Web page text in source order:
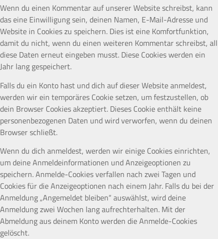
Wenn du einen Kommentar auf unserer Website schreibst, kann
das eine Einwilligung sein, deinen Namen, E-Mail-Adresse und
Website in Cookies zu speichern. Dies ist eine Komfortfunktion,
damit du nicht, wenn du einen weiteren Kommentar schreibst, all
diese Daten erneut eingeben musst. Diese Cookies werden ein
Jahr lang gespeichert.
Falls du ein Konto hast und dich auf dieser Website anmeldest,
werden wir ein temporäres Cookie setzen, um festzustellen, ob
dein Browser Cookies akzeptiert. Dieses Cookie enthält keine
personenbezogenen Daten und wird verworfen, wenn du deinen
Browser schließt.
Wenn du dich anmeldest, werden wir einige Cookies einrichten,
um deine Anmeldeinformationen und Anzeigeoptionen zu
speichern. Anmelde-Cookies verfallen nach zwei Tagen und
Cookies für die Anzeigeoptionen nach einem Jahr. Falls du bei der
Anmeldung „Angemeldet bleiben“ auswählst, wird deine
Anmeldung zwei Wochen lang aufrechterhalten. Mit der
Abmeldung aus deinem Konto werden die Anmelde-Cookies
gelöscht.